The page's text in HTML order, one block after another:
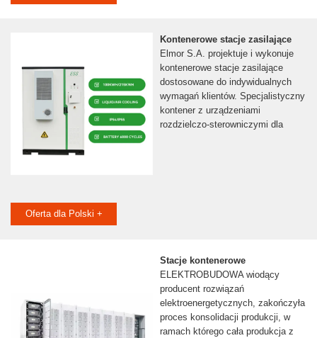
Kontenerowe stacje zasilające
Elmor S.A. projektuje i wykonuje
kontenerowe stacje zasilające
dostosowane do indywidualnych
wymagań klientów. Specjalistyczny
kontener z urządzeniami
rozdzielczo-sterowniczymi dla
Oferta dla Polski +
Stacje kontenerowe
ELEKTROBUDOWA wiodący
producent rozwiązań
elektroenergetycznych, zakończyła
proces konsolidacji produkcji, w
ramach którego cała produkcja z